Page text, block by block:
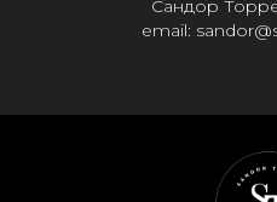
Сандор
email: